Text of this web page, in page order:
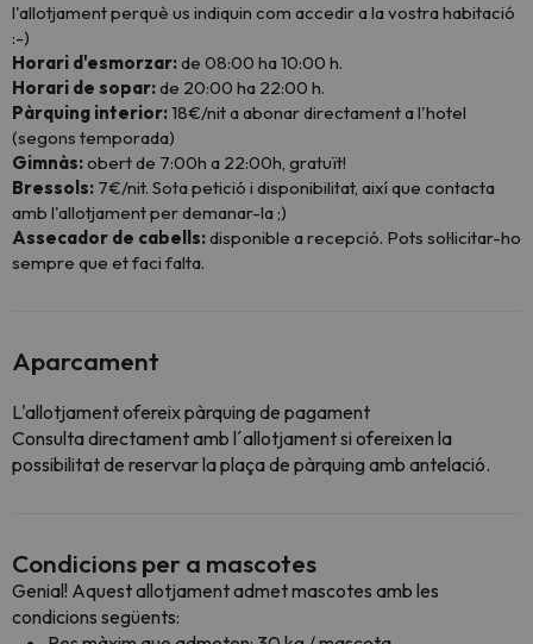
l'allotjament perquè us indiquin com accedir a la vostra habitació
:-)
Horari d'esmorzar:de 08:00 ha 10:00 h.
Horari de sopar:de 20:00 ha 22:00 h.
Pàrquing interior:18€/nit a abonar directament a l'hotel
(segons temporada)
Gimnàs:obert de 7:00h a 22:00h, gratuït!
Bressols: 7€/nit. Sota petició i disponibilitat, així que contacta
amb l'allotjament per demanar-la ;)
Assecador de cabells:disponible a recepció. Pots sol·licitar-ho
sempre que et faci falta.
Aparcament
L'allotjament ofereix pàrquing de pagament
Consulta directament amb l´allotjament si ofereixen la
possibilitat de reservar la plaça de pàrquing amb antelació.
Condicions per a mascotes
Genial! Aquest allotjament admet mascotes amb les
condicions següents: